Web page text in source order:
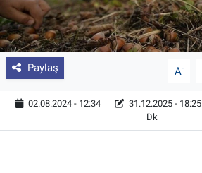
Paylaş A-
02.08.2024 - 12:34 31.12.2025 - 18:25
Dk
Dünyada Tarım
Üretici Birlikleri
Tahıllar ve Baklagiller